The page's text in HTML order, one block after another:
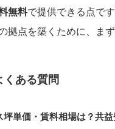
無料で提供できる点で
拠点を築くために、ま
くある質問
単価・賃料相場は？共